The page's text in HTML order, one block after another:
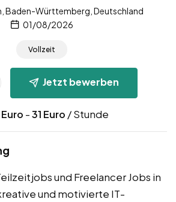
Baden-Württemberg, Deutschland
01/08/2026
Vollzeit
Jetzt bewerben
Euro -31 Euro / Stunde
und Freelancer Jobs in
und motivierte IT-